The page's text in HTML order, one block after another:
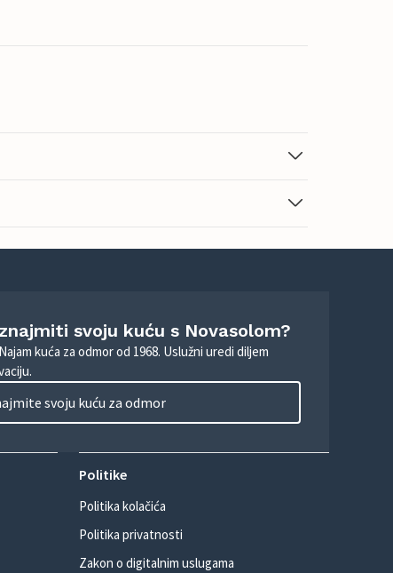
svoju kuću s Novasolom?
kuća za odmor od 1968. Uslužni uredi diljem
svoju kuću za odmor
Politike
Politika kolačića
Politika privatnosti
Zakon o digitalnim uslugama